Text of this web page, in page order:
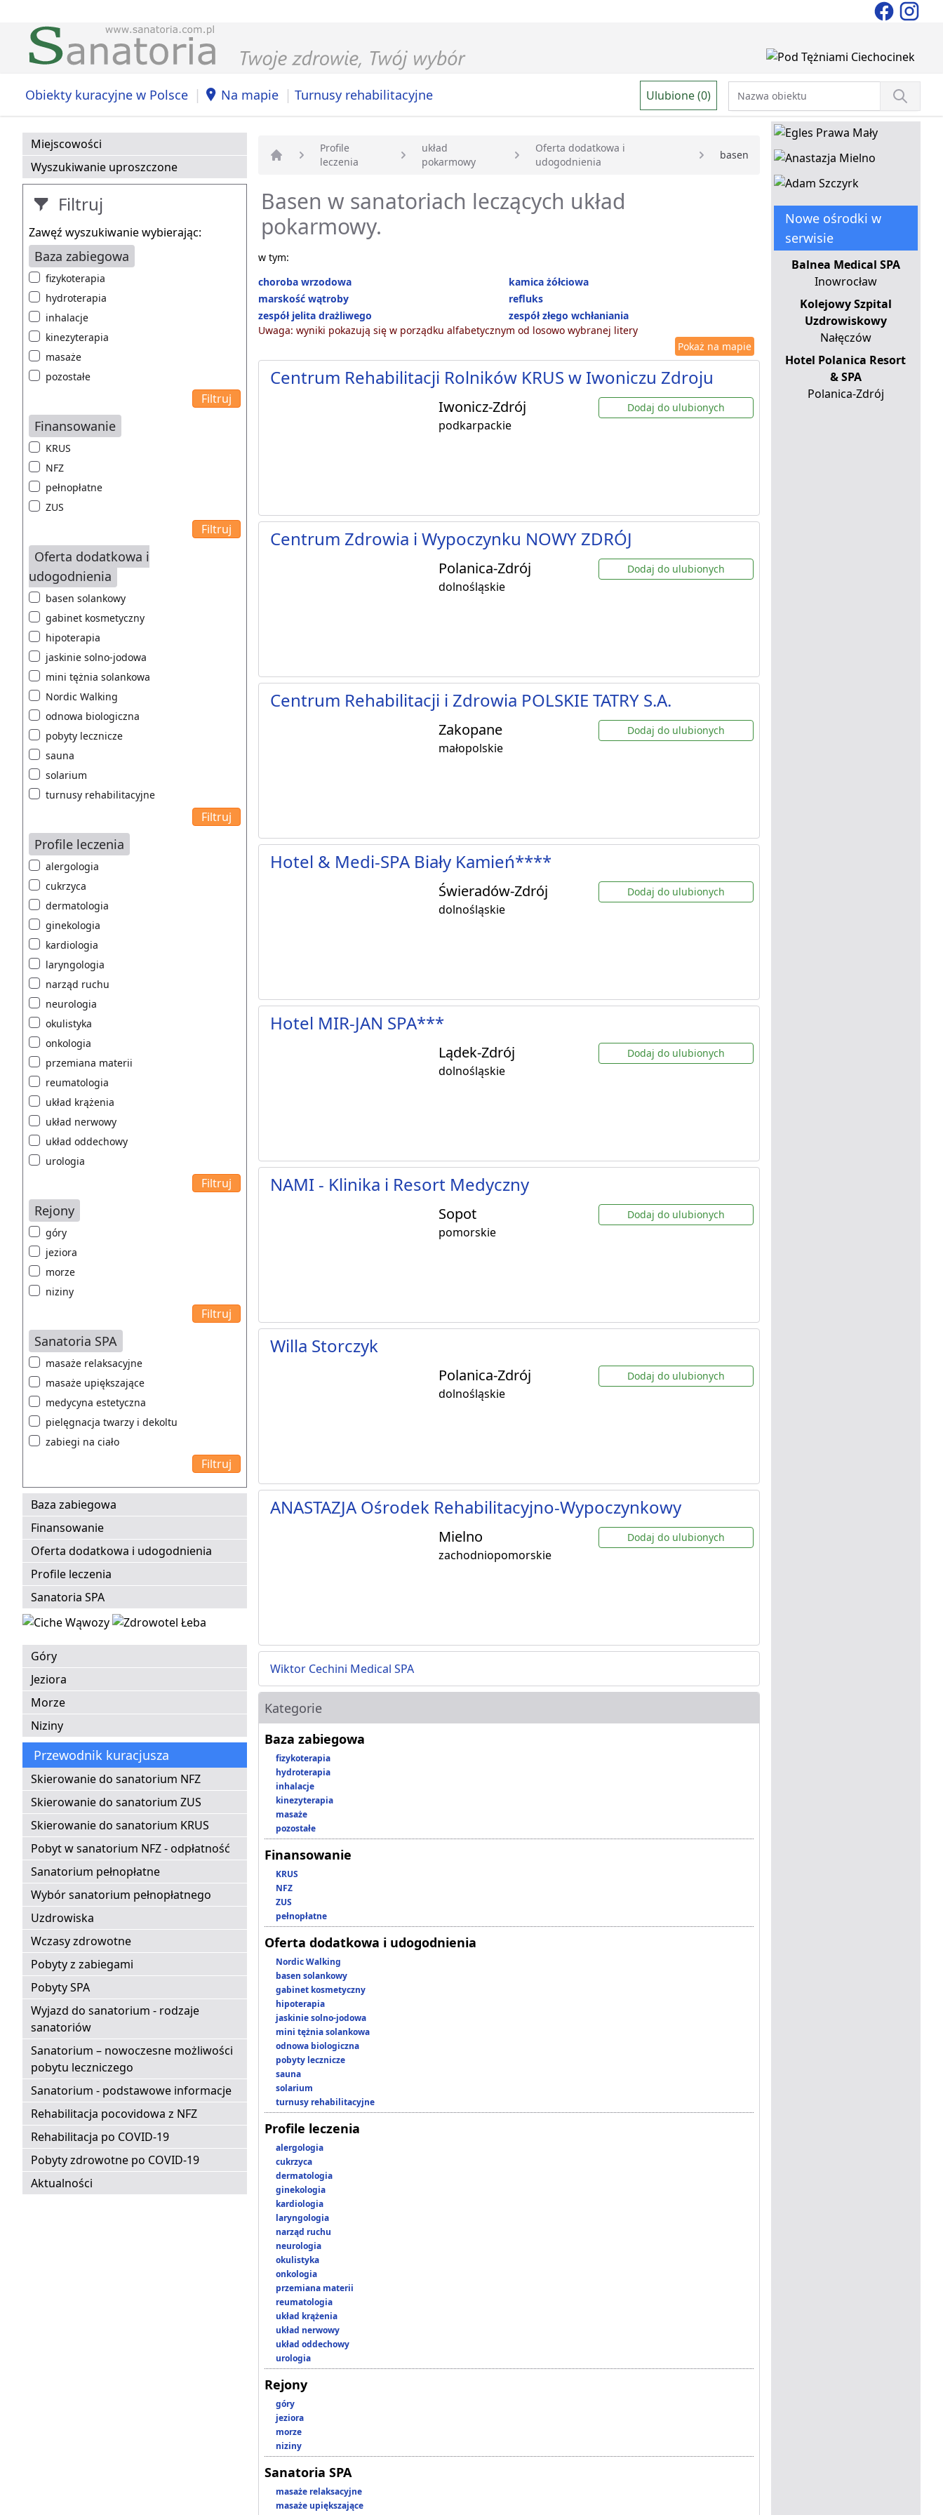
Obiekty kuracyjne w Polsce | Na mapie | Turnusy rehabilitacyjne Ulubione (0)
Miejscowości
Wyszukiwanie uproszczone
Filtruj
Zawęź wyszukiwanie wybierając:
Baza zabiegowa
fizykoterapia
hydroterapia
inhalacje
kinezyterapia
masaże
pozostałe
Finansowanie
KRUS
NFZ
pełnopłatne
ZUS
Oferta dodatkowa i
udogodnienia
basen solankowy
gabinet kosmetyczny
hipoterapia
jaskinie solno-jodowa
mini tężnia solankowa
Nordic Walking
odnowa biologiczna
pobyty lecznicze
sauna
solarium
turnusy rehabilitacyjne
Profile leczenia
alergologia
cukrzyca
dermatologia
ginekologia
kardiologia
laryngologia
narząd ruchu
neurologia
okulistyka
onkologia
przemiana materii
reumatologia
układ krążenia
układ nerwowy
układ oddechowy
urologia
Rejony
góry
jeziora
morze
niziny
Sanatoria SPA
masaże relaksacyjne
masaże upiększające
medycyna estetyczna
pielęgnacja twarzy i dekoltu
zabiegi na ciało
Baza zabiegowa
Finansowanie
Oferta dodatkowa i udogodnienia
Profile leczenia
Sanatoria SPA
Góry
Jeziora
Morze
Niziny
Przewodnik kuracjusza
Skierowanie do sanatorium NFZ
Skierowanie do sanatorium ZUS
Skierowanie do sanatorium KRUS
Pobyt w sanatorium NFZ - odpłatność
Sanatorium pełnopłatne
Wybór sanatorium pełnopłatnego
Uzdrowiska
Wczasy zdrowotne
Pobyty z zabiegami
Pobyty SPA
Wyjazd do sanatorium - rodzaje
sanatoriów
Sanatorium – nowoczesne możliwości
pobytu leczniczego
Sanatorium - podstawowe informacje
Rehabilitacja pocovidowa z NFZ
Rehabilitacja po COVID-19
Pobyty zdrowotne po COVID-19
Aktualności
Strona główna
Profile
leczenia
układ
pokarmowy
Oferta dodatkowa i
udogodnienia
basen
Basen w sanatoriach leczących układ
pokarmowy.
w tym:
choroba wrzodowa
kamica żółciowa
marskość wątroby
refluks
zespół jelita drażliwego
zespół złego wchłaniania
Uwaga: wyniki pokazują się w porządku alfabetycznym od losowo wybranej litery
Pokaż na mapie
Centrum Rehabilitacji Rolników KRUS w Iwoniczu Zdroju
Iwonicz-Zdrój
podkarpackie
Dodaj do ulubionych
Centrum Zdrowia i Wypoczynku NOWY ZDRÓJ
Polanica-Zdrój
dolnośląskie
Dodaj do ulubionych
Centrum Rehabilitacji i Zdrowia POLSKIE TATRY S.A.
Zakopane
małopolskie
Dodaj do ulubionych
Hotel & Medi-SPA Biały Kamień****
Świeradów-Zdrój
dolnośląskie
Dodaj do ulubionych
Hotel MIR-JAN SPA***
Lądek-Zdrój
dolnośląskie
Dodaj do ulubionych
NAMI - Klinika i Resort Medyczny
Sopot
pomorskie
Dodaj do ulubionych
Willa Storczyk
Polanica-Zdrój
dolnośląskie
Dodaj do ulubionych
ANASTAZJA Ośrodek Rehabilitacyjno-Wypoczynkowy
Mielno
zachodniopomorskie
Dodaj do ulubionych
Wiktor Cechini Medical SPA
Kategorie
Baza zabiegowa
fizykoterapia
hydroterapia
inhalacje
kinezyterapia
masaże
pozostałe
Finansowanie
KRUS
NFZ
ZUS
pełnopłatne
Oferta dodatkowa i udogodnienia
Nordic Walking
basen solankowy
gabinet kosmetyczny
hipoterapia
jaskinie solno-jodowa
mini tężnia solankowa
odnowa biologiczna
pobyty lecznicze
sauna
solarium
turnusy rehabilitacyjne
Profile leczenia
alergologia
cukrzyca
dermatologia
ginekologia
kardiologia
laryngologia
narząd ruchu
neurologia
okulistyka
onkologia
przemiana materii
reumatologia
układ krążenia
układ nerwowy
układ oddechowy
urologia
Rejony
góry
jeziora
morze
niziny
Sanatoria SPA
masaże relaksacyjne
masaże upiększające
Nowe ośrodki w
serwisie
Balnea Medical SPA
Inowrocław
Kolejowy Szpital
Uzdrowiskowy
Nałęczów
Hotel Polanica Resort
& SPA
Polanica-Zdrój